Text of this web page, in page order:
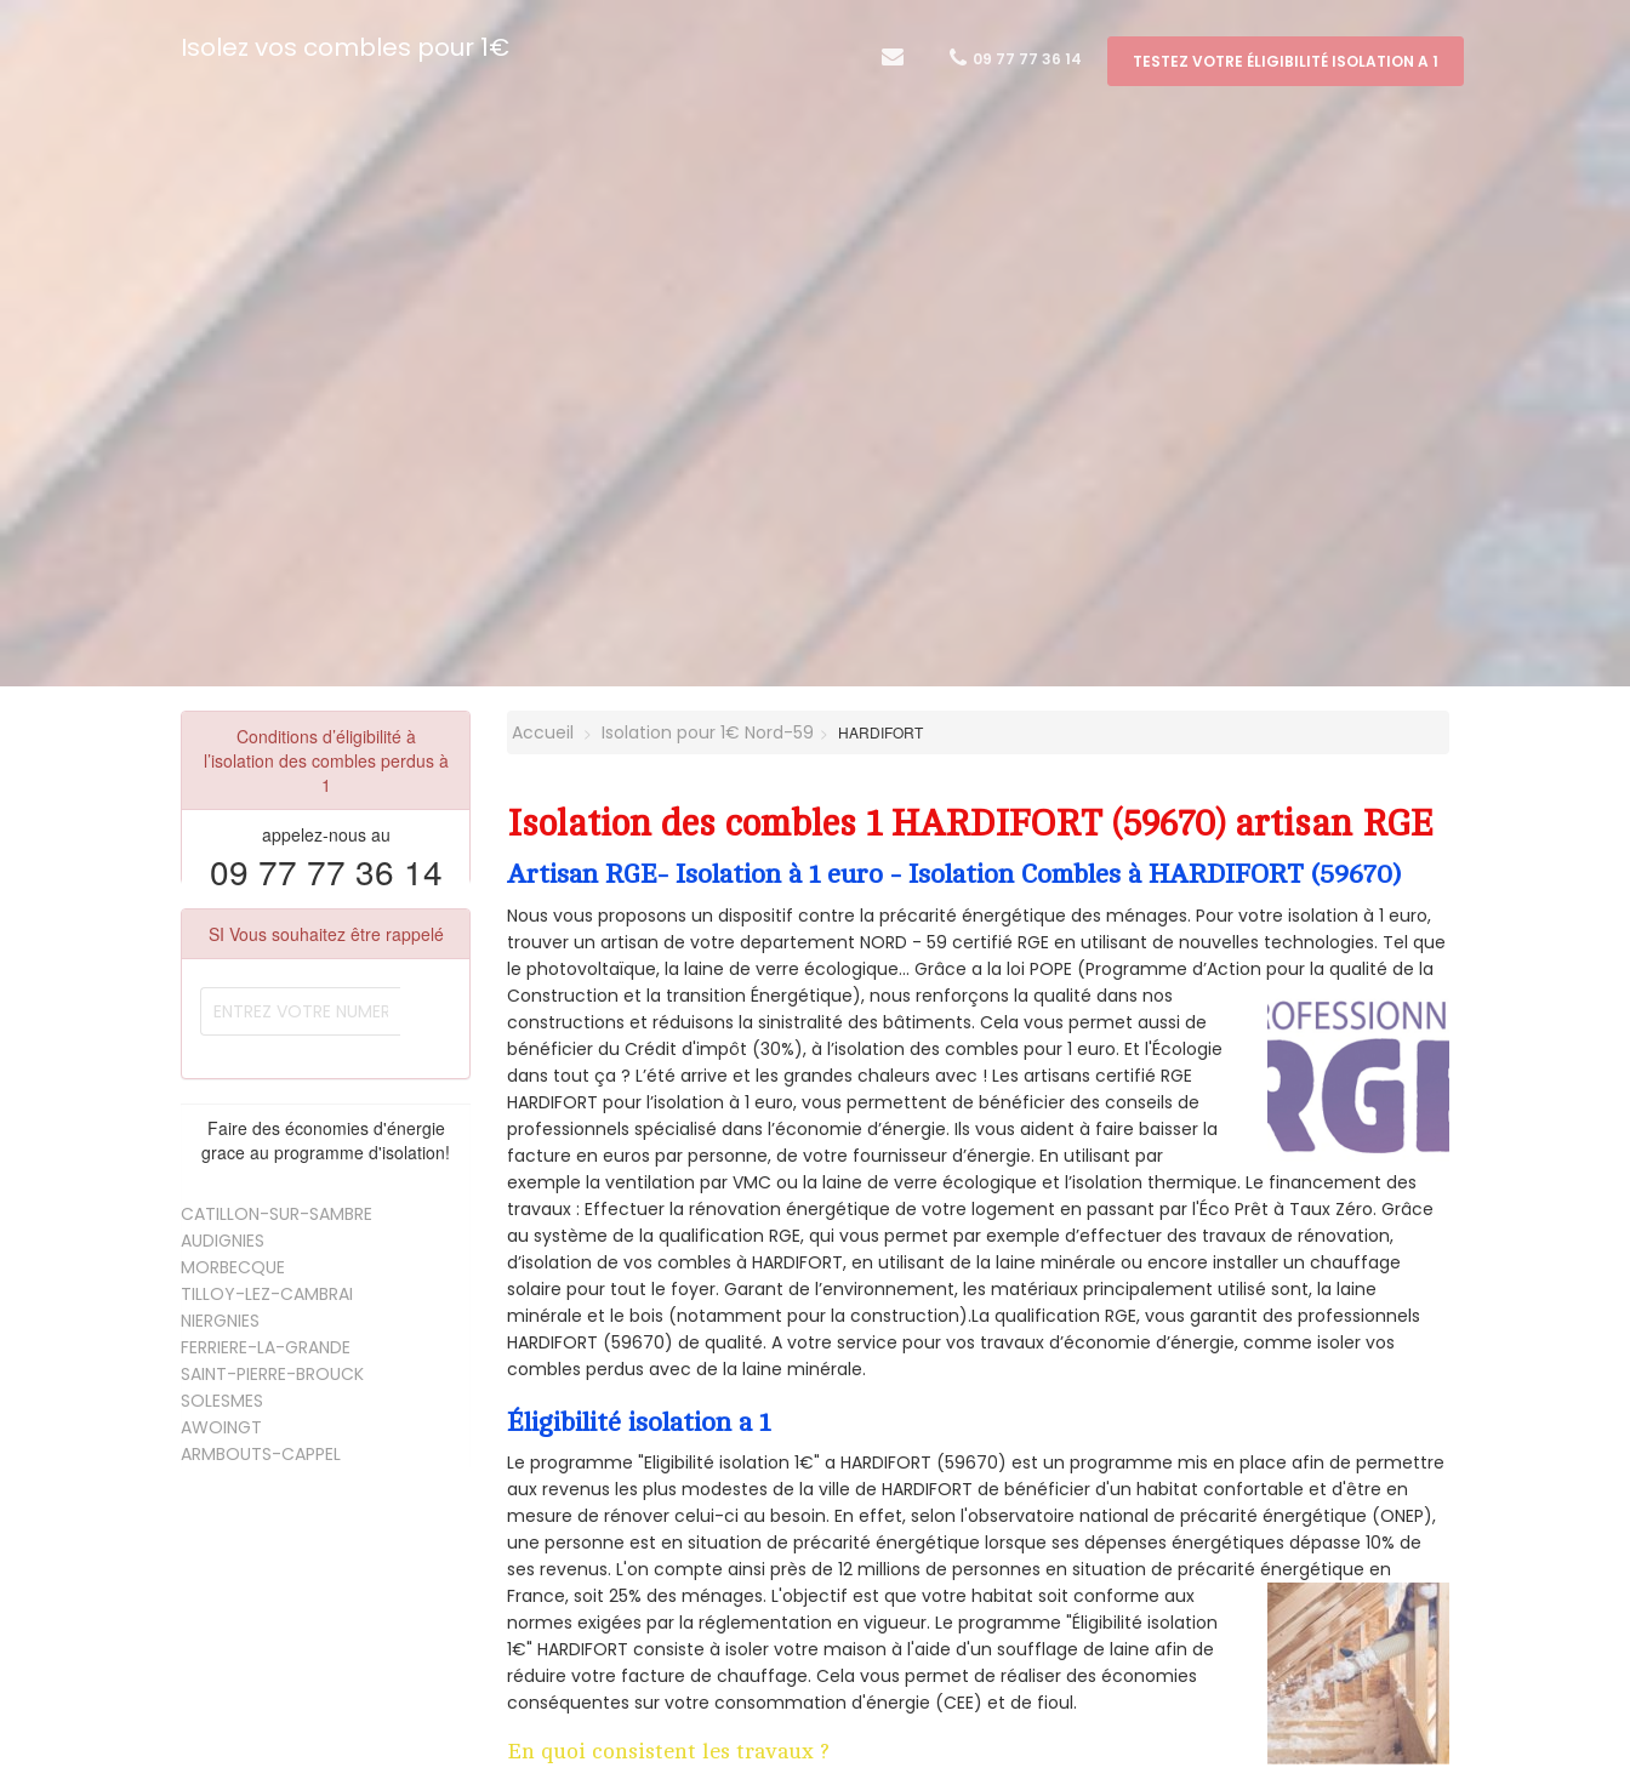
Isolez vos combles pour 1€ 09 77 77 36 14 TESTEZ VOTRE ÉLIGIBILITÉ ISOLATION A 1
Conditions d’éligibilité à
l’isolation des combles perdus à
1
appelez-nous au
09 77 77 36 14
SI Vous souhaitez être rappelé
Faire des économies d'énergie
grace au programme d'isolation!
CATILLON-SUR-SAMBRE
AUDIGNIES
MORBECQUE
TILLOY-LEZ-CAMBRAI
NIERGNIES
FERRIERE-LA-GRANDE
SAINT-PIERRE-BROUCK
SOLESMES
AWOINGT
ARMBOUTS-CAPPEL
Accueil Isolation pour 1€ Nord-59 HARDIFORT
Isolation des combles 1 HARDIFORT (59670) artisan RGE
Artisan RGE- Isolation à 1 euro - Isolation Combles à HARDIFORT (59670)
Nous vous proposons un dispositif contre la précarité énergétique des ménages. Pour votre isolation à 1 euro,
trouver un artisan de votre departement NORD - 59 certifié RGE en utilisant de nouvelles technologies. Tel que
le photovoltaïque, la laine de verre écologique... Grâce a la loi POPE (Programme d’Action pour la qualité de la
Construction et la transition Énergétique), nous renforçons la qualité dans nos
constructions et réduisons la sinistralité des bâtiments. Cela vous permet aussi de
bénéficier du Crédit d'impôt (30%), à l’isolation des combles pour 1 euro. Et l'Écologie
dans tout ça ? L’été arrive et les grandes chaleurs avec ! Les artisans certifié RGE
HARDIFORT pour l’isolation à 1 euro, vous permettent de bénéficier des conseils de
professionnels spécialisé dans l’économie d’énergie. Ils vous aident à faire baisser la
facture en euros par personne, de votre fournisseur d’énergie. En utilisant par
exemple la ventilation par VMC ou la laine de verre écologique et l’isolation thermique. Le financement des
travaux : Effectuer la rénovation énergétique de votre logement en passant par l'Éco Prêt à Taux Zéro. Grâce
au système de la qualification RGE, qui vous permet par exemple d’effectuer des travaux de rénovation,
d’isolation de vos combles à HARDIFORT, en utilisant de la laine minérale ou encore installer un chauffage
solaire pour tout le foyer. Garant de l’environnement, les matériaux principalement utilisé sont, la laine
minérale et le bois (notamment pour la construction).La qualification RGE, vous garantit des professionnels
HARDIFORT (59670) de qualité. A votre service pour vos travaux d’économie d’énergie, comme isoler vos
combles perdus avec de la laine minérale.
Éligibilité isolation a 1
Le programme "Eligibilité isolation 1€" a HARDIFORT (59670) est un programme mis en place afin de permettre
aux revenus les plus modestes de la ville de HARDIFORT de bénéficier d'un habitat confortable et d'être en
mesure de rénover celui-ci au besoin. En effet, selon l'observatoire national de précarité énergétique (ONEP),
une personne est en situation de précarité énergétique lorsque ses dépenses énergétiques dépasse 10% de
ses revenus. L'on compte ainsi près de 12 millions de personnes en situation de précarité énergétique en
France, soit 25% des ménages.L'objectif est que votre habitat soit conforme aux
normes exigées par la réglementation en vigueur. Le programme "Éligibilité isolation
1€" HARDIFORT consiste à isoler votre maison à l'aide d'un soufflage de laine afin de
réduire votre facture de chauffage. Cela vous permet de réaliser des économies
conséquentes sur votre consommation d'énergie (CEE) et de fioul.
En quoi consistent les travaux ?